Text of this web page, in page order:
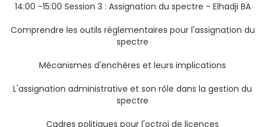
14:00 -15:00 Session 3 : Assignation du spectre - Elhadji BA
Comprendre les outils réglementaires pour l'assignation du
spectre
Mécanismes d'enchères et leurs implications
L'assignation administrative et son rôle dans la gestion du
spectre
Cadres politiques pour l'octroi de licences